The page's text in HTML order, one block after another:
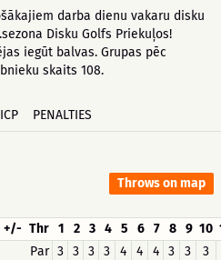
darba dienu vakaru disku
Disku Golfs Priekuļos!
iegūt balvas. Grupas pēc
skaits 108.
ICP PENALTIES
Throws on map
+/- Thr 1 2 3 4 5 6 7 8 9 10
Par 3 3 3 3 4 4 4 3 3
3